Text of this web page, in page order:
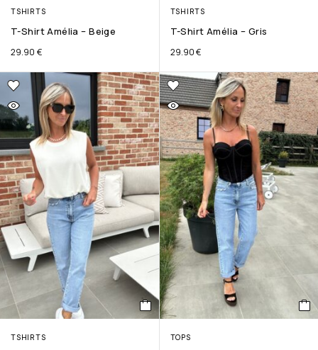
TSHIRTS
T-Shirt Amélia – Beige
29.90 €
TSHIRTS
T-Shirt Amélia – Gris
29.90€
TSHIRTS TOPS